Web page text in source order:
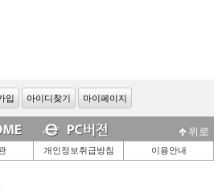
입 아이디찾기 마이페이지
위로
개인정보취급방침 이용안내